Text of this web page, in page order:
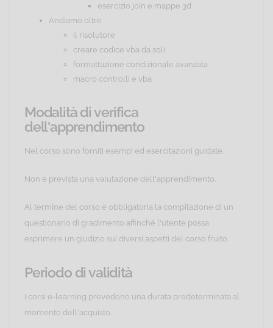
esercizio join e mappe 3d
Andiamo oltre
il risolutore
creare codice vba da soli
formattazione condizionale avanzata
macro controlli e vba
Modalità di verifica
dell'apprendimento
Nel corso sono forniti esempi ed esercitazioni guidate.
Non è prevista una valutazione dell'apprendimento.
Al termine del corso è obbligatoria la compilazione di un
questionario di gradimento affinché l'utente possa
esprimere un giudizio sui diversi aspetti del corso fruito.
Periodo di validità
I corsi e-learning prevedono una durata predeterminata al
momento dell'acquisto.